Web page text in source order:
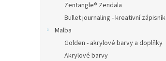
Zentangle® Zendala
Bullet journaling - kreativní zápisník
Malba
Golden - akrylové barvy a doplňky
Akrylové barvy